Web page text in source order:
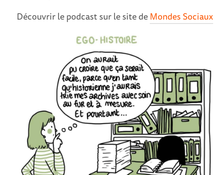
Découvrir le podcast sur le site deMondes Sociaux